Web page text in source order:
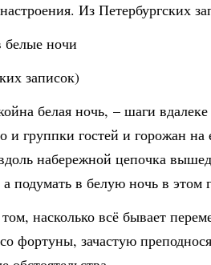
Из Петербургских
ночи
записок)
белая ночь, – шаги
и группки гостей и горожан
набережной цепочка
подумать в белую ночь в этом
насколько всё бывает
фортуны, зачастую